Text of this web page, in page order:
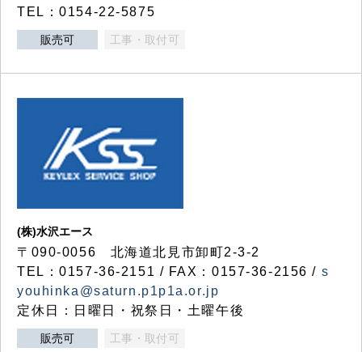
TEL：0154-22-5875
販売可 工事・取付可
(株)水沢エース
〒090-0056 北海道北見市卸町2-3-2
TEL：0157-36-2151 / FAX：0157-36-2156 / s
youhinka@saturn.p1p1a.or.jp
定休日：日曜日・祝祭日・土曜午後
販売可 工事・取付可